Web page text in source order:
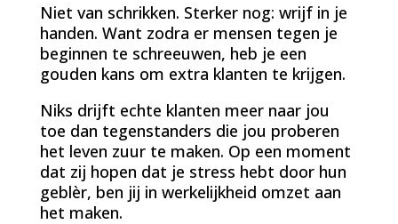
Niet van schrikken. Sterker nog: wrijf in je
handen. Want zodra er mensen tegen je
beginnen te schreeuwen, heb je een
gouden kans om extra klanten te krijgen.
Niks drijft echte klanten meer naar jou
toe dan tegenstanders die jou proberen
het leven zuur te maken. Op een moment
dat zij hopen dat je stress hebt door hun
geblèr, ben jij in werkelijkheid omzet aan
het maken.